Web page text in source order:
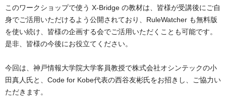
このワークショップで使う X-Bridge の教材は、皆様が受講後にご自
身でご活用いただけるよう公開されており、RuleWatcher も無料版
を使い続け、皆様の企画する会でご活用いただくことも可能です。
是非、皆様の今後にお役立てください。
今回は、神戸情報大学院大学客員教授で株式会社オシンテックの小
田真人氏と、Code for Kobe代表の西谷友彬氏をお招きし、ご協力い
ただきます。